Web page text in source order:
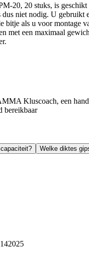
20, 20 stuks, is
niet nodig. U gebruikt
bitje als u voor montage
met een maximaal
Kluscoach, een
Welke diktes